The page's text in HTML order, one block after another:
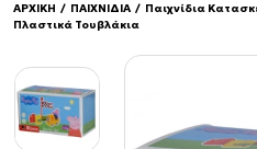
ΑΡΧΙΚΗ / ΠΑΙΧΝΙΔΙΑ / Παιχνίδια
Πλαστικά Τουβλάκια